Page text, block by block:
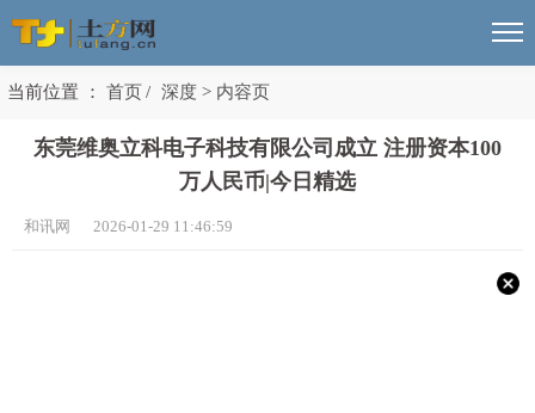
当前位置 ： 首页/ 深度 > 内容页
东莞维奥立科电子科技有限公司成立 注册资本100
万人民币|今日精选
和讯网 2026-01-29 11:46:59